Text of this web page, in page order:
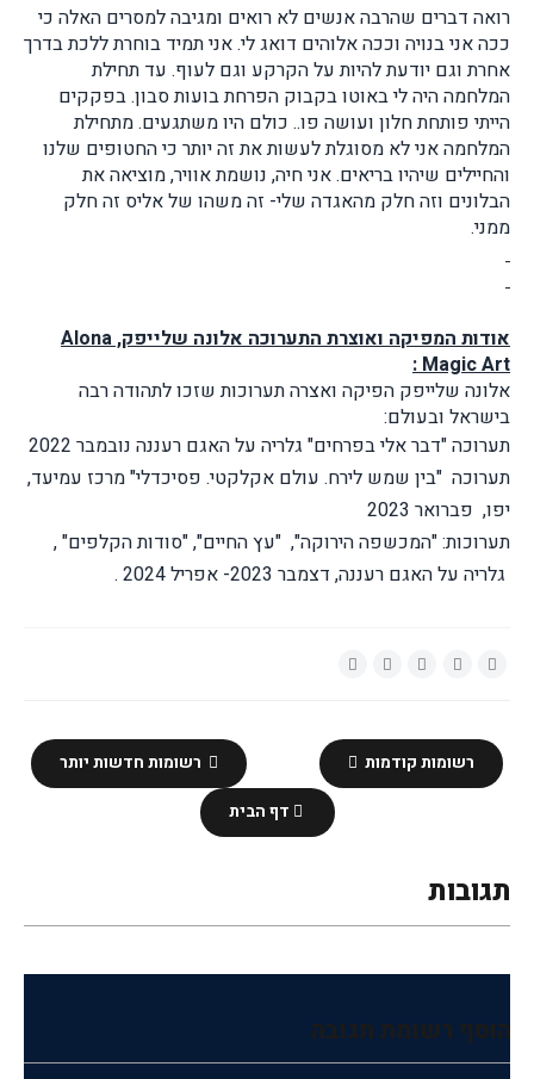
רואה דברים שהרבה אנשים לא רואים ומגיבה למסרים האלה כי
ככה אני בנויה וככה אלוהים דואג לי. אני תמיד בוחרת ללכת בדרך
אחרת וגם יודעת להיות על הקרקע וגם לעוף. עד תחילת
המלחמה היה לי באוטו בקבוק הפרחת בועות סבון. בפקקים
הייתי פותחת חלון ועושה פו.. כולם היו משתגעים. מתחילת
המלחמה אני לא מסוגלת לעשות את זה יותר כי החטופים שלנו
והחיילים שיהיו בריאים. אני חיה, נושמת אוויר, מוציאה את
הבלונים וזה חלק מהאגדה שלי- זה משהו של אליס זה חלק
ממני.
אודות המפיקה ואוצרת התערוכה אלונה שלייפק, Alona
Magic Art :
אלונה שלייפק הפיקה ואצרה תערוכות שזכו לתהודה רבה
בישראל ובעולם:
תערוכה "דבר אלי בפרחים" גלריה על האגם רעננה נובמבר 2022
תערוכה "בין שמש לירח. עולם אקלקטי. פסיכדלי" מרכז עמיעד,
יפו, פברואר 2023
תערוכות: "המכשפה הירוקה", "עץ החיים", "סודות הקלפים" ,
גלריה על האגם רעננה, דצמבר 2023- אפריל 2024 .
רשומות חדשות יותר רשומות קודמות
דף הבית
תגובות
הוסף רשומת תגובה